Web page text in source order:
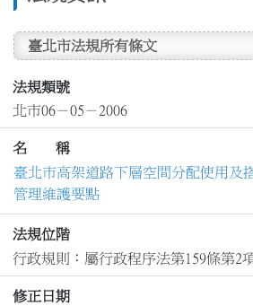
臺北市法規所有條文
法規類號
北市06－05－2006
名 稱
臺北市高架道路下層空間分配使用及
管理維護要點
法規位階
行政規則：屬行政程序法第159條第2
修正日期